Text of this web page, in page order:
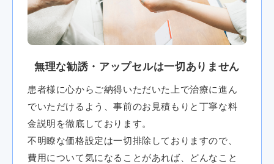
無理な勧誘・アップセルは一切ありません
患者様に心からご納得いただいた上で治療に進ん
でいただけるよう、事前のお見積もりと丁寧な料
金説明を徹底しております。
不明瞭な価格設定は一切排除しておりますので、
費用について気になることがあれば、どんなこと